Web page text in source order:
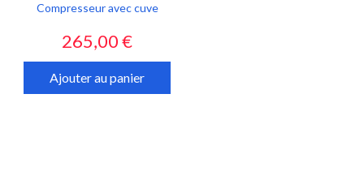
Compresseur avec cuve
Prix
265,00 €
Ajouter au panier